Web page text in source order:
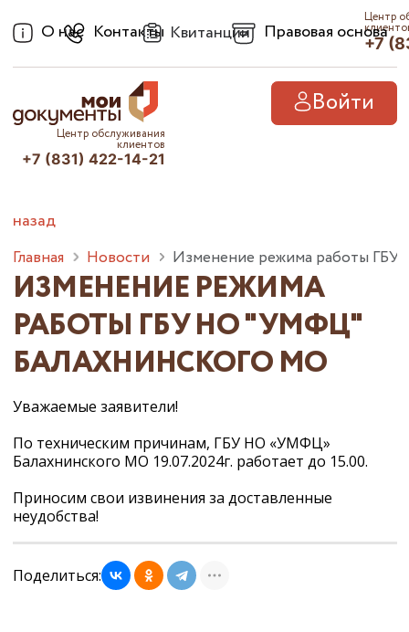
О нас Контакты Квитанции Правовая основа
Центр
+7
Войти
Центр обслуживания
клиентов
+7 (831) 422-14-21
назад
Главная Новости Изменение режима работы
ИЗМЕНЕНИЕ РЕЖИМА
РАБОТЫ ГБУ НО "УМФЦ"
БАЛАХНИНСКОГО МО
Уважаемые заявители!
По техническим причинам, ГБУ НО «УМФЦ»
Балахнинского МО 19.07.2024г. работает до 15.00.
Приносим свои извинения за доставленные
неудобства!
Поделиться: